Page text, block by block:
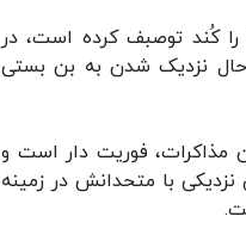
کُند توصبف کرده است، در
حال نزدیک شدن به بن بستی
مذاکرات، فوریت دار است و
با متحدانش در زمینه